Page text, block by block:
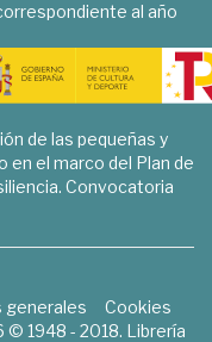
al año
de las pequeñas y
en el marco del Plan de
Convocatoria
generales
Cookies
© 1948 - 2018. Librería